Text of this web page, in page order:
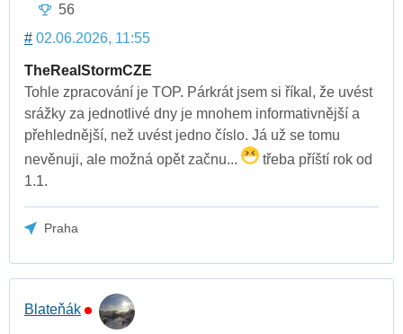
56
# 02.06.2026, 11:55
TheRealStormCZE
Tohle zpracování je TOP. Párkrát jsem si říkal, že uvést
srážky za jednotlivé dny je mnohem informativnější a
přehlednější, než uvést jedno číslo. Já už se tomu
nevěnuji, ale možná opět začnu...
třeba příští rok od
1.1.
Praha
Blateňák